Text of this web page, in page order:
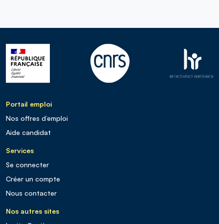
Portail emploi
Nos offres d’emploi
Aide candidat
Services
Se connecter
Créer un compte
Nous contacter
Nos autres sites